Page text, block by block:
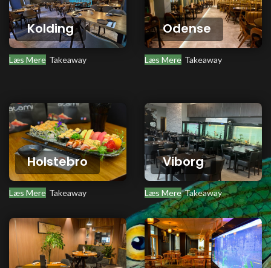
Kolding
Læs Mere Takeaway
Holstebro
Læs Mere Takeaway
Odense
Læs Mere Takeaway
Viborg
Læs Mere Takeaway